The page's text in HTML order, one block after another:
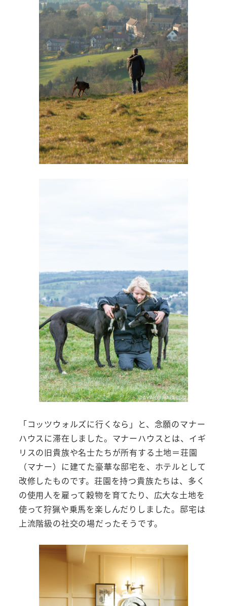
「コッツウォルズに行くなら」と、念願のマナー
ハウスに滞在しました。マナーハウスとは、イギ
リスの旧貴族や名士たちが所有する土地＝荘園
（マナー）に建てた豪華な邸宅を、ホテルとして
改修したものです。荘園を持つ貴族たちは、多く
の使用人を雇って穀物を育てたり、広大な土地を
使って狩猟や乗馬を楽しんだりしました。邸宅は
上流階級の社交の場だったそうです。